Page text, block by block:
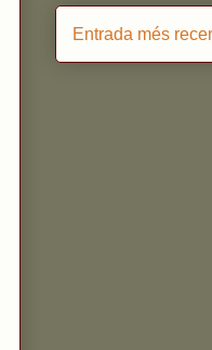
Entrada més